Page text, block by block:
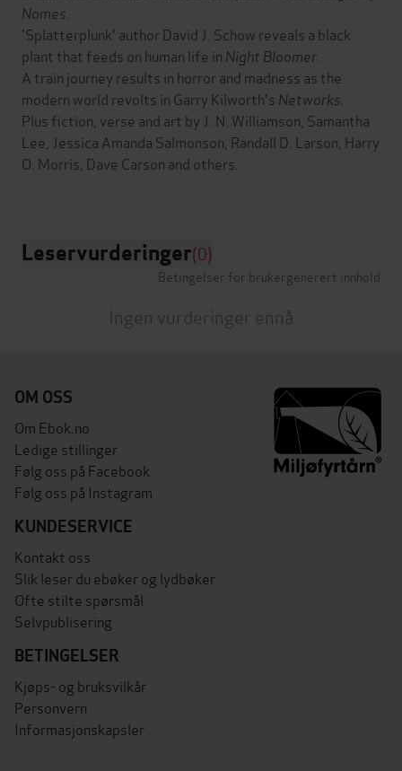
Names.
'Splatterplunk' author David J. Schow reveals a black
plant that feeds on human life in Night Bloomer.
A train journey results in horror and madness as the
modern world revolts in Garry Kilworth's Networks.
Plus fiction, verse and art by J. N. Williamson, Samantha
Lee, Jessica Amanda Salmonson, Randall D. Larson, Harry
O. Morris, Dave Carson and others.
Leservurderinger(0)
Betingelser for brukergenerert innhold
Ingen vurderinger ennå
OM OSS
Om Ebok.no
Ledige stillinger
Følg oss på Facebook
Følg oss på Instagram
KUNDESERVICE
Kontakt oss
Slik leser du ebøker og lydbøker
Ofte stilte spørsmål
Selvpublisering
BETINGELSER
Kjøps- og bruksvilkår
Personvern
Informasjonskapsler